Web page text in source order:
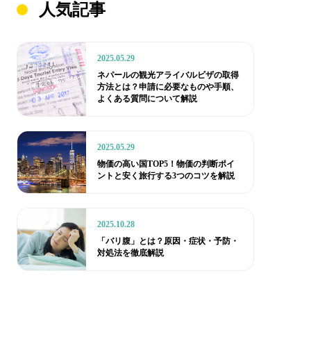
人気記事
2025.05.29
ネパールの観光アライバルビザの取得
方法とは？申請に必要なものや手順、
よくある質問について解説
2025.05.29
物価の高い国TOP5！物価の判断ポイ
ントと安く旅行する3つのコツを解説
2025.10.28
「バリ腹」とは？原因・症状・予防・
対処法を徹底解説